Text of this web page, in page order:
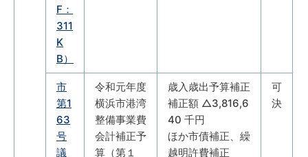
F：
311
K
B）
市
第1
63
号
議
令和元年度
横浜市港湾
整備事業費
会計補正予
算（第１
歳入歳出予算補正
補正額 △3,816,6
40 千円
ほか市債補正、繰
越明許費補正
可
決